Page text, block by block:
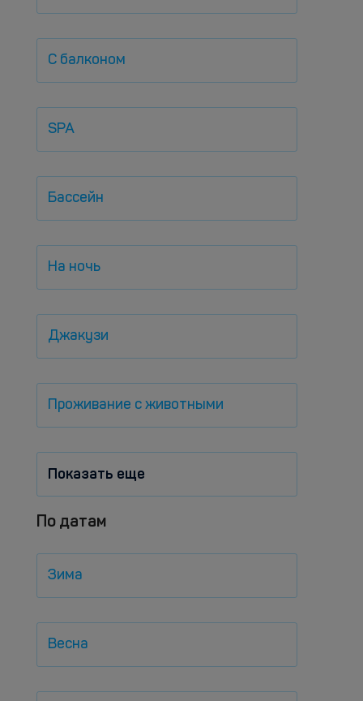
С балконом
SPA
Бассейн
На ночь
Джакузи
Проживание с животными
Показать еще
По датам
Зима
Весна